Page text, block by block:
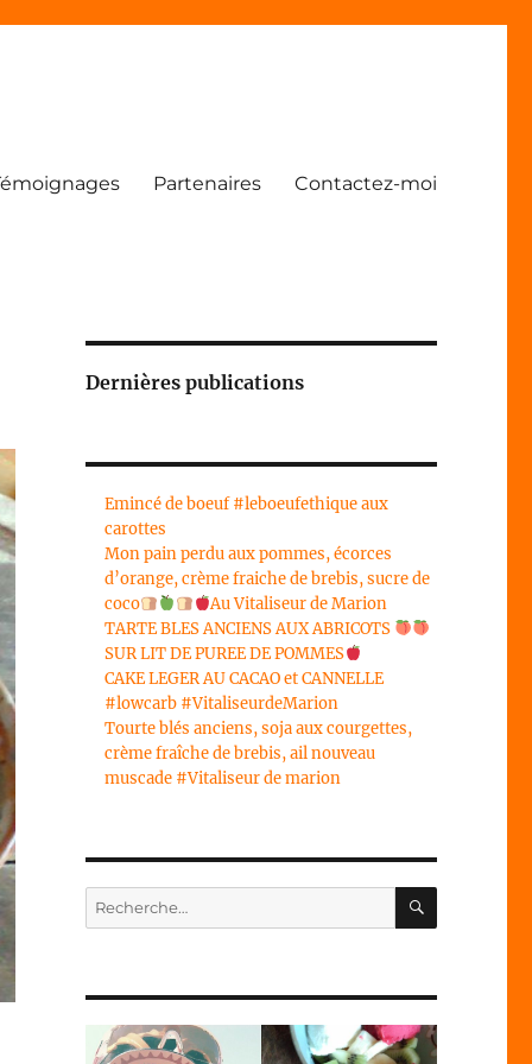
Partenaires Contactez-moi
Dernières publications
Emincé de boeuf #leboeufethique aux
carottes
Mon pain perdu aux pommes, écorces
d’orange, crème fraiche de brebis, sucre de
coco
Au Vitaliseur de Marion
TARTE BLES ANCIENS AUX ABRICOTS
SUR LIT DE PUREE DE POMMES
CAKE LEGER AU CACAO et CANNELLE
#lowcarb #VitaliseurdeMarion
Tourte blés anciens, soja aux courgettes,
crème fraîche de brebis, ail nouveau
muscade #Vitaliseur de marion
Recherche
pour :